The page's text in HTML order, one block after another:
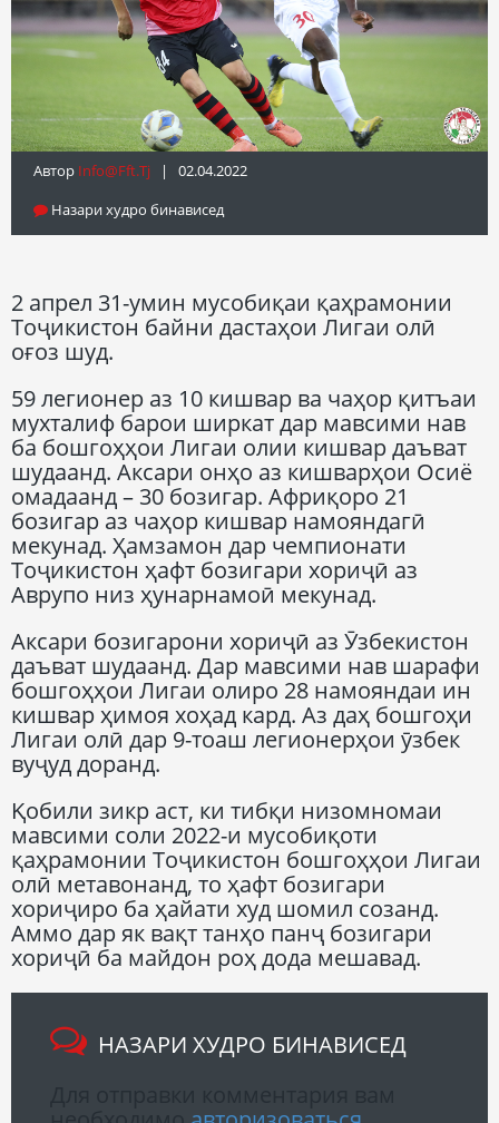
Автор Info@fft.tj | 02.04.2022
Назари худро бинависед
2 апрел 31-умин мусобиқаи қаҳрамонии
Тоҷикистон байни дастаҳои Лигаи олӣ
оғоз шуд.
59 легионер аз 10 кишвар ва чаҳор қитъаи
мухталиф барои ширкат дар мавсими нав
ба бошгоҳҳои Лигаи олии кишвар даъват
шудаанд. Аксари онҳо аз кишварҳои Осиё
омадаанд – 30 бозигар. Африқоро 21
бозигар аз чаҳор кишвар намояндагӣ
мекунад. Ҳамзамон дар чемпионати
Тоҷикистон ҳафт бозигари хориҷӣ аз
Аврупо низ ҳунарнамоӣ мекунад.
Аксари бозигарони хориҷӣ аз Ӯзбекистон
даъват шудаанд. Дар мавсими нав шарафи
бошгоҳҳои Лигаи олиро 28 намояндаи ин
кишвар ҳимоя хоҳад кард. Аз даҳ бошгоҳи
Лигаи олӣ дар 9-тоаш легионерҳои ӯзбек
вуҷуд доранд.
Қобили зикр аст, ки тибқи низомномаи
мавсими соли 2022-и мусобиқоти
қаҳрамонии Тоҷикистон бошгоҳҳои Лигаи
олӣ метавонанд, то ҳафт бозигари
хориҷиро ба ҳайати худ шомил созанд.
Аммо дар як вақт танҳо панҷ бозигари
хориҷӣ ба майдон роҳ дода мешавад.
НАЗАРИ ХУДРО БИНАВИСЕД